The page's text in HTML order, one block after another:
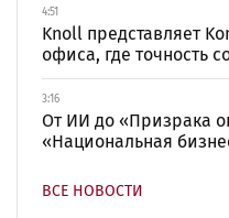
4:51
Knoll представляет
офиса, где точность
3:16
От ИИ до «Призрака
«Национальная
ВСЕ НОВОСТИ